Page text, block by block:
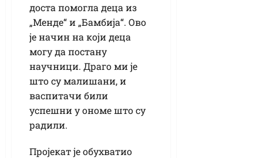
доста помогла деца из
„Менде“ и „Бамбија“. Ово
је начин на који деца
могу да постану
научници. Драго ми је
што су малишани, и
васпитачи били
успешни у ономе што су
радили.
Пројекат је обухватио